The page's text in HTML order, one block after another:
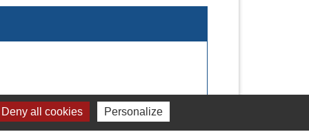
Deny all cookies Personalize